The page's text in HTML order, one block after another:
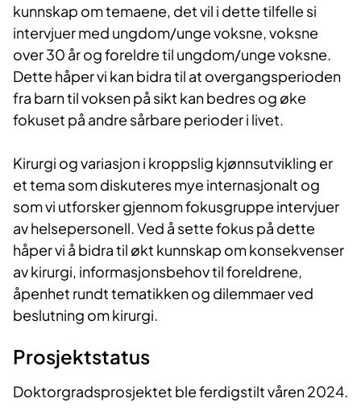
kunnskap om temaene, det vil i dette tilfelle si
intervjuer med ungdom/unge voksne, voksne
over 30 år og foreldre til ungdom/unge voksne.
Dette håper vi kan bidra til at overgangsperioden
fra barn til voksen på sikt kan bedres og øke
fokuset på andre sårbare perioder i livet.
Kirurgi og variasjon i kroppslig kjønnsutvikling er
et tema som diskuteres mye internasjonalt og
som vi utforsker gjennom fokusgruppe intervjuer
av helsepersonell. Ved å sette fokus på dette
håper vi å bidra til økt kunnskap om konsekvenser
av kirurgi, informasjonsbehov til foreldrene,
åpenhet rundt tematikken og dilemmaer ved
beslutning om kirurgi.​​
Prosjektstatus
Doktorgradsprosjektet ble ferdigstilt våren 2024.